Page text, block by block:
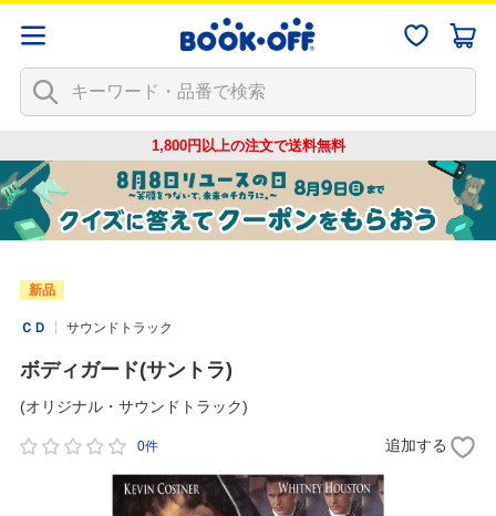
1,800円以上の注文で送料無料
新品
ＣＤ サウンドトラック
ボディガード(サントラ)
(オリジナル・サウンドトラック)
0件 追加する